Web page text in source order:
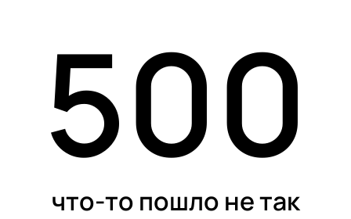
статьи
500
что-то пошло не так